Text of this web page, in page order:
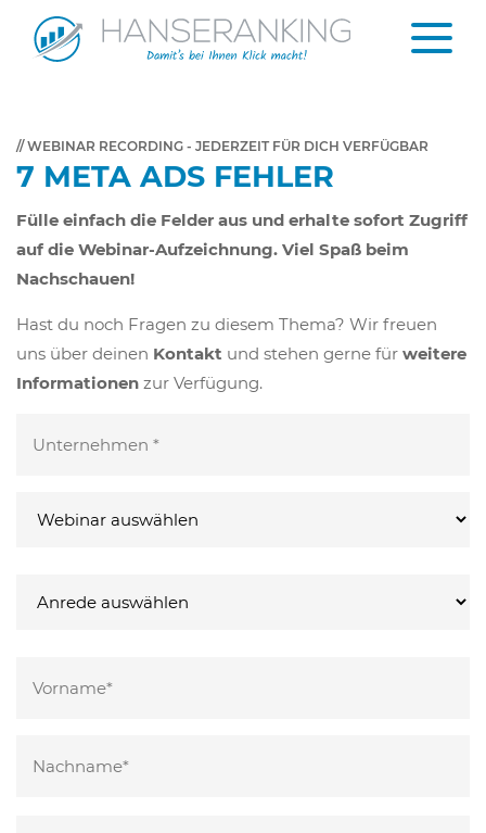
// WEBINAR RECORDING - JEDERZEIT FÜR DICH VERFÜGBAR
7 META ADS FEHLER
Fülle einfach die Felder aus und erhalte sofort Zugriff
auf die Webinar-Aufzeichnung. Viel Spaß beim
Nachschauen!
Hast du noch Fragen zu diesem Thema? Wir freuen
uns über deinen Kontakt und stehen gerne für weitere
Informationen zur Verfügung.